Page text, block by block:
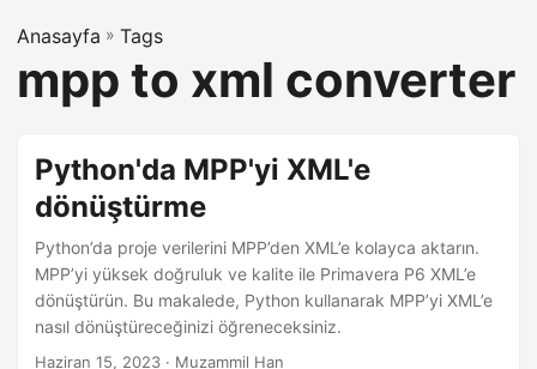
m
e
a
Anasayfa » Tags
mpp to xml converter
Python'da MPP'yi XML'e
dönüştürme
Python’da proje verilerini MPP’den XML’e kolayca aktarın.
MPP’yi yüksek doğruluk ve kalite ile Primavera P6 XML’e
dönüştürün. Bu makalede, Python kullanarak MPP’yi XML’e
nasıl dönüştüreceğinizi öğreneceksiniz.
Haziran 15, 2023 · Muzammil Han